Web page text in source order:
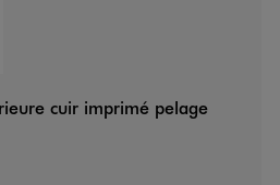
cuir imprimé pelage